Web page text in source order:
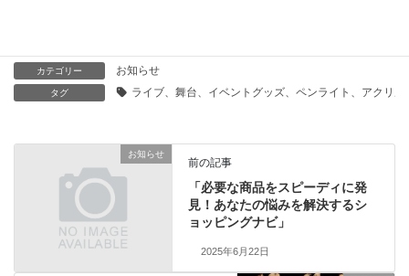
カテゴリー お知らせ
タグ ライブ、舞台、イベントグッズ、ペンライト、アクリ
お知らせ
前の記事
「必要な商品をスピーディに発
見！あなたの悩みを解決するシ
ョッピングナビ」
2025年6月22日